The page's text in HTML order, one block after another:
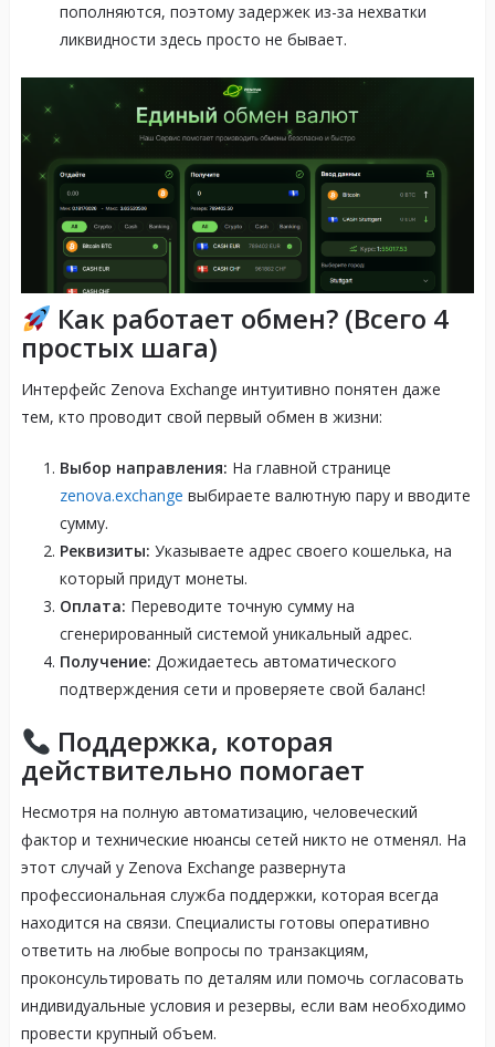
пополняются, поэтому задержек из-за нехватки
ликвидности здесь просто не бывает.
Как работает обмен? (Всего 4
простых шага)
Интерфейс Zenova Exchange интуитивно понятен даже
тем, кто проводит свой первый обмен в жизни:
Выбор направления: На главной странице
zenova.exchange выбираете валютную пару и вводите
сумму.
Реквизиты: Указываете адрес своего кошелька, на
который придут монеты.
Оплата: Переводите точную сумму на
сгенерированный системой уникальный адрес.
Получение: Дожидаетесь автоматического
подтверждения сети и проверяете свой баланс!
Поддержка, которая
действительно помогает
Несмотря на полную автоматизацию, человеческий
фактор и технические нюансы сетей никто не отменял. На
этот случай у Zenova Exchange развернута
профессиональная служба поддержки, которая всегда
находится на связи. Специалисты готовы оперативно
ответить на любые вопросы по транзакциям,
проконсультировать по деталям или помочь согласовать
индивидуальные условия и резервы, если вам необходимо
провести крупный объем.